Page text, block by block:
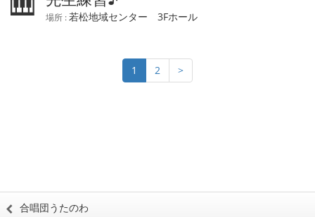
場所 :若松地域センター 3Fホール
1 2 >
合唱団うたのわ